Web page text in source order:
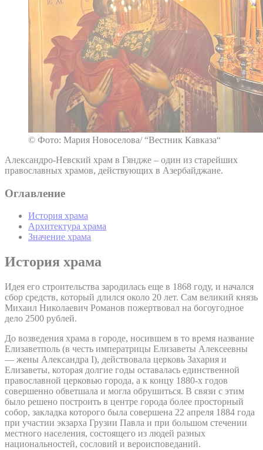
© Фото: Мария Новоселова/ “Вестник Кавказа“
Александро-Невский храм в Гяндже – один из старейших
православных храмов, действующих в Азербайджане.
Оглавление
История храма
Архитектура храма
Значение храма
История храма
Идея его строительства зародилась еще в 1868 году, и начался
сбор средств, который длился около 20 лет. Сам великий князь
Михаил Николаевич Романов пожертвовал на богоугодное
дело 2500 рублей.
До возведения храма в городе, носившем в то время название
Елизаветполь (в честь императрицы Елизаветы Алексеевны
— жены Александра I), действовала церковь Захария и
Елизаветы, которая долгие годы оставалась единственной
православной церковью города, а к концу 1880-х годов
совершенно обветшала и могла обрушиться. В связи с этим
было решено построить в центре города более просторный
собор, закладка которого была совершена 22 апреля 1884 года
при участии экзарха Грузии Павла и при большом стечении
местного населения, состоящего из людей разных
национальностей, сословий и вероисповеданий.